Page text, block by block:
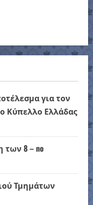
για τον
Κύπελλο Ελλάδας
8 – no
Τμημάτων